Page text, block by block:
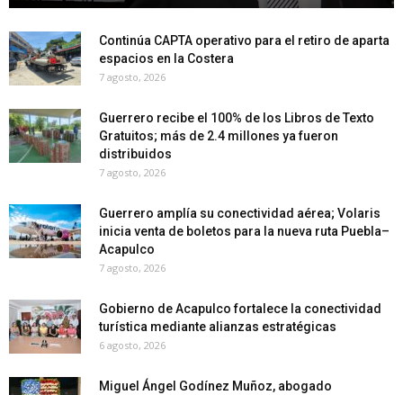
Continúa CAPTA operativo para el retiro de aparta
espacios en la Costera
7 agosto, 2026
Guerrero recibe el 100% de los Libros de Texto
Gratuitos; más de 2.4 millones ya fueron
distribuidos
7 agosto, 2026
Guerrero amplía su conectividad aérea; Volaris
inicia venta de boletos para la nueva ruta Puebla–
Acapulco
7 agosto, 2026
Gobierno de Acapulco fortalece la conectividad
turística mediante alianzas estratégicas
6 agosto, 2026
Miguel Ángel Godínez Muñoz, abogado